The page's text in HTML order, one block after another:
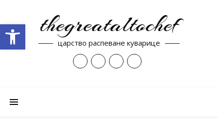
thegreataltochef
царство распеване куварице
Open toolbar